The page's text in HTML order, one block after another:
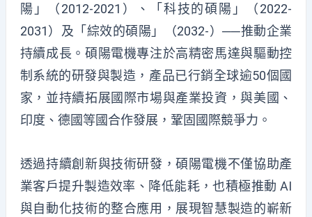
陽」（2012-2021）、「科技的碩陽」（2022-
2031）及「綜效的碩陽」（2032-）──推動企業
持續成長。碩陽電機專注於高精密馬達與驅動控
制系統的研發與製造，產品已行銷全球逾50個國
家，並持續拓展國際市場與產業投資，與美國、
印度、德國等國合作發展，鞏固國際競爭力。
透過持續創新與技術研發，碩陽電機不僅協助產
業客戶提升製造效率、降低能耗，也積極推動 AI
與自動化技術的整合應用，展現智慧製造的嶄新